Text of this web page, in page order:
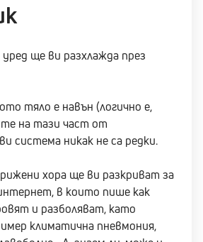
ще ви разхлажда през
тяло е навън (логично е,
на тази част от
система никак не са редки.
хора ще ви разкриват за
в които пише как
и разболяват, като
климатична пневмония,